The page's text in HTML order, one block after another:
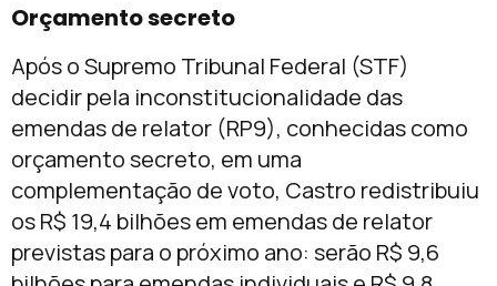
Orçamento secreto
Após o Supremo Tribunal Federal (STF)
decidir pela inconstitucionalidade das
emendas de relator (RP9), conhecidas como
orçamento secreto, em uma
complementação de voto, Castro redistribuiu
os R$ 19,4 bilhões em emendas de relator
previstas para o próximo ano: serão R$ 9,6